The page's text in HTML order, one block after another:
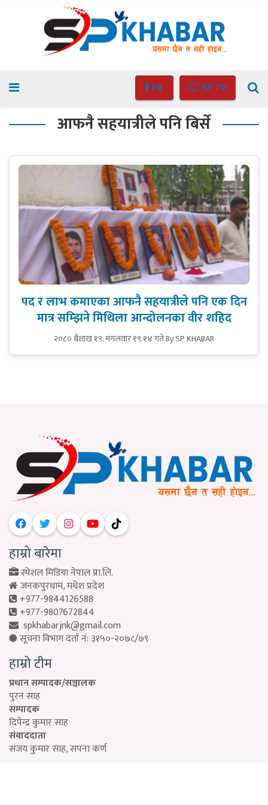
FB SP TV
आफनै सहयात्रीले पनि बिर्से
पद र लाभ कमाएका आफनै सहयात्रीले पनि एक दिन
मात्र सम्झिने मिथिला आन्दोलनका वीर शहिद
२०८० बैशाख १९, मंगलवार १९:१४ गतेBy SP KHABAR
हाम्रो बारेमा
स्पेशल मिडिया नेपाल प्रा.लि.
जनकपुरधाम, मधेश प्रदेश
+977-9844126588
+977-9807672844
spkhabarjnk@gmail.com
सूचना विभाग दर्ता नं: ३१५०-२०७८/७९
हाम्रो टीम
प्रधान सम्पादक/सञ्चालक
पुरन साह
सम्पादक
दिपेन्द्र कुमार साह
संवाददाता
संजय कुमार साह, सपना कर्ण